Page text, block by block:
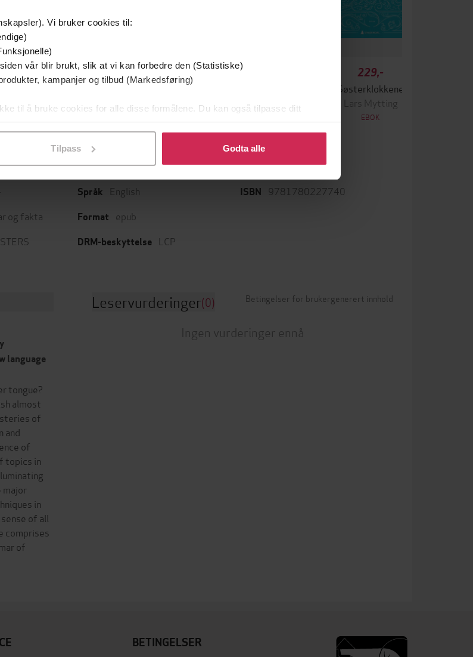
Vi bruker cookies til:
vår blir brukt, slik at vi kan forbedre den (Statistiske)
kampanjer og tilbud (Markedsføring)
til å bruke cookies for alle disse formålene. Du kan også tilpasse ditt
«Tilpass». Du kan når som helst trekke tilbake eller endre ditt samtykke.
Tilpass Godta alle
99,-
Bokhandleren i Kabul
Åsne Seierstad
99,-
Ken Follett
229,-
Søsterklokkene
Lars Mytting
EBOK
og fakta
Språk English
Format epub
DRM-beskyttelse LCP
ISBN 9781780227740
language
tongue?
almost
of
and
of
topics in
major
in
of all
comprises
of
Leservurderinger(0) Betingelser for brukergenerert innhold
Ingen vurderinger ennå
BETINGELSER